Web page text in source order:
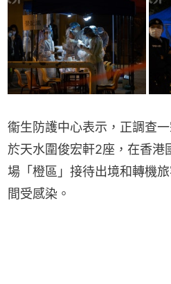
衞生防護中心表示，正調查
於天水圍俊宏軒2座，在香港
場「橙區」接待出境和轉機
間受感染。